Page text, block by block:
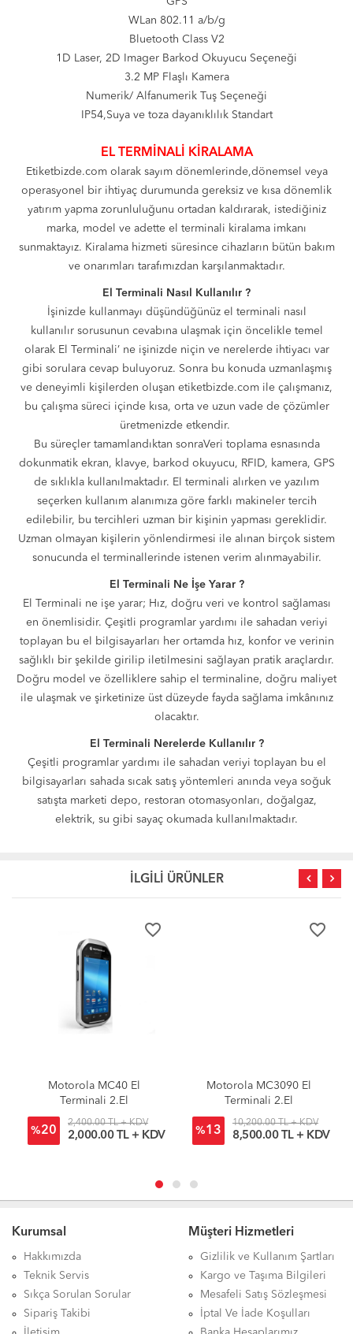
WLan 802.11 a/b/g
Bluetooth Class V2
1D Laser, 2D Imager Barkod Okuyucu Seçeneği
3.2 MP Flaşlı Kamera
Numerik/ Alfanumerik Tuş Seçeneği
IP54,Suya ve toza dayanıklılık Standart
EL TERMİNALİ KİRALAMA
Etiketbizde.com olarak sayım dönemlerinde,dönemsel veya
operasyonel bir ihtiyaç durumunda gereksiz ve kısa dönemlik
yatırım yapma zorunluluğunu ortadan kaldırarak, istediğiniz
marka, model ve adette el terminali kiralama imkanı
sunmaktayız. Kiralama hizmeti süresince cihazların bütün bakım
ve onarımları tarafımızdan karşılanmaktadır.
El Terminali Nasıl Kullanılır ?
İşinizde kullanmayı düşündüğünüz el terminali nasıl
kullanılır sorusunun cevabına ulaşmak için öncelikle temel
olarak El Terminali’ ne işinizde niçin ve nerelerde ihtiyacı var
gibi sorulara cevap buluyoruz. Sonra bu konuda uzmanlaşmış
ve deneyimli kişilerden oluşan etiketbizde.com ile çalışmanız,
bu çalışma süreci içinde kısa, orta ve uzun vade de çözümler
üretmenizde etkendir.
Bu süreçler tamamlandıktan sonraVeri toplama esnasında
dokunmatik ekran, klavye, barkod okuyucu, RFID, kamera, GPS
de sıklıkla kullanılmaktadır. El terminali alırken ve yazılım
seçerken kullanım alanımıza göre farklı makineler tercih
edilebilir, bu tercihleri uzman bir kişinin yapması gereklidir.
Uzman olmayan kişilerin yönlendirmesi ile alınan birçok sistem
sonucunda el terminallerinde istenen verim alınmayabilir.
El Terminali Ne İşe Yarar ?
El Terminali ne işe yarar; Hız, doğru veri ve kontrol sağlaması
en önemlisidir. Çeşitli programlar yardımı ile sahadan veriyi
toplayan bu el bilgisayarları her ortamda hız, konfor ve verinin
sağlıklı bir şekilde girilip iletilmesini sağlayan pratik araçlardır.
Doğru model ve özelliklere sahip el terminaline, doğru maliyet
ile ulaşmak ve şirketinize üst düzeyde fayda sağlama imkânınız
olacaktır.
El Terminali Nerelerde Kullanılır ?
Çeşitli programlar yardımı ile sahadan veriyi toplayan bu el
bilgisayarları sahada sıcak satış yöntemleri anında veya soğuk
satışta marketi depo, restoran otomasyonları, doğalgaz,
elektrik, su gibi sayaç okumada kullanılmaktadır.
İLGİLİ ÜRÜNLER
favorite_border
Motorola MC40 El
Terminali 2.El
%20
2,400.00 TL + KDV
2,000.00 TL + KDV
favorite_border
Motorola MC3090 El
Terminali 2.El
%13
10,200.00 TL + KDV
8,500.00 TL + KDV
Kurumsal
Hakkımızda
Teknik Servis
Sıkça Sorulan Sorular
Sipariş Takibi
Müşteri Hizmetleri
Gizlilik ve Kullanım Şartları
Kargo ve Taşıma Bilgileri
Mesafeli Satış Sözleşmesi
İptal Ve İade Koşulları